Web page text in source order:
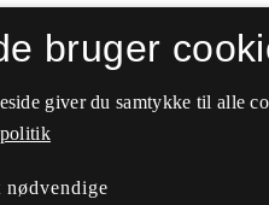
bruger
giver du samtykke til alle
nødvendige